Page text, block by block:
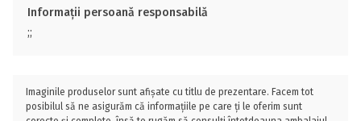
Informații persoană responsabilă
;;
Imaginile produselor sunt afișate cu titlu de prezentare. Facem tot
posibilul să ne asigurăm că informațiile pe care ți le oferim sunt